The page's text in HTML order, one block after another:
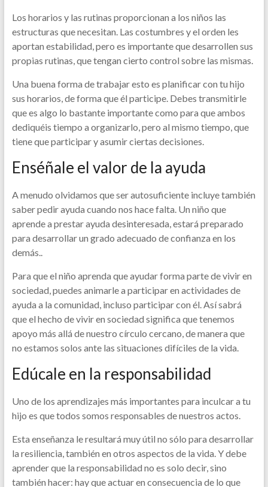
Los horarios y las rutinas proporcionan a los niños las
estructuras que necesitan. Las costumbres y el orden les
aportan estabilidad, pero es importante que desarrollen sus
propias rutinas, que tengan cierto control sobre las mismas.
Una buena forma de trabajar esto es planificar con tu hijo
sus horarios, de forma que él participe. Debes transmitirle
que es algo lo bastante importante como para que ambos
dediquéis tiempo a organizarlo, pero al mismo tiempo, que
tiene que participar y asumir ciertas decisiones.
Enséñale el valor de la ayuda
A menudo olvidamos que ser autosuficiente incluye también
saber pedir ayuda cuando nos hace falta. Un niño que
aprende a prestar ayuda desinteresada, estará preparado
para desarrollar un grado adecuado de confianza en los
demás..
Para que el niño aprenda que ayudar forma parte de vivir en
sociedad, puedes animarle a participar en actividades de
ayuda a la comunidad, incluso participar con él. Así sabrá
que el hecho de vivir en sociedad significa que tenemos
apoyo más allá de nuestro círculo cercano, de manera que
no estamos solos ante las situaciones difíciles de la vida.
Edúcale en la responsabilidad
Uno de los aprendizajes más importantes para inculcar a tu
hijo es que todos somos responsables de nuestros actos.
Esta enseñanza le resultará muy útil no sólo para desarrollar
la resiliencia, también en otros aspectos de la vida. Y debe
aprender que la responsabilidad no es solo decir, sino
también hacer: hay que actuar en consecuencia de lo que